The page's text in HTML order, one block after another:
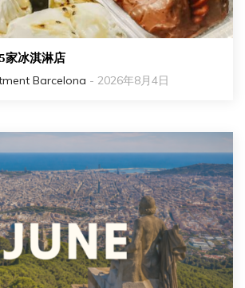
家冰淇淋店
Barcelona - 2026年8月4日